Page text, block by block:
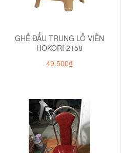
GHẾ ĐẨU TRUNG LỖ VIỀN
HOKORI 2158
49.500₫